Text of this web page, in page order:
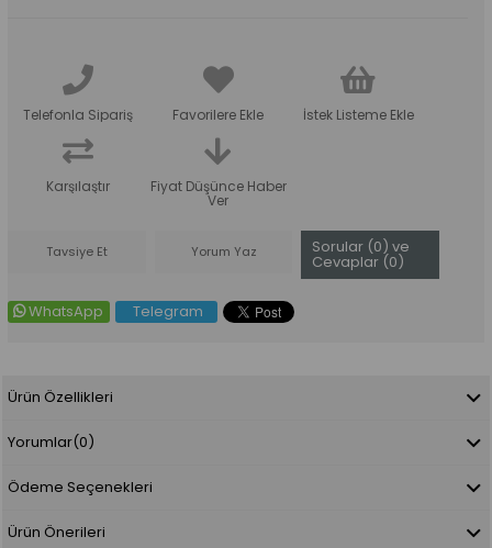
Telefonla Sipariş Favorilere Ekle İstek Listeme Ekle
Karşılaştır Fiyat Düşünce Haber
Ver
Tavsiye Et Yorum Yaz Sorular (0) ve
Cevaplar (0)
WhatsApp Telegram
Ürün Özellikleri
Yorumlar(0)
Ödeme Seçenekleri
Ürün Önerileri